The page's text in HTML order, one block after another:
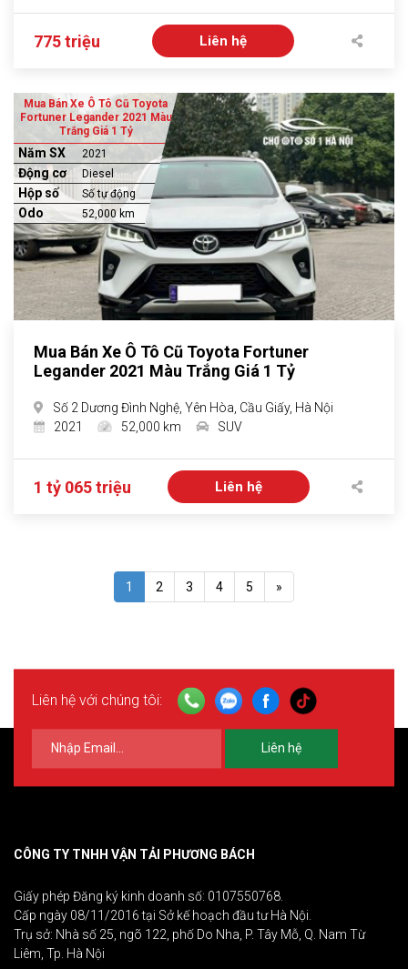
775 triệu Liên hệ
Mua Bán Xe Ô Tô Cũ Toyota
Fortuner Legander 2021 Màu
Trắng Giá 1 Tỷ
Năm SX 2021
Động cơ Diesel
Hộp số Số tự động
Odo 52,000 km
Mua Bán Xe Ô Tô Cũ Toyota Fortuner
Legander 2021 Màu Trắng Giá 1 Tỷ
Số 2 Dương Đình Nghệ, Yên Hòa, Cầu Giấy, Hà Nội
2021
52,000 km SUV
1 tỷ 065 triệu Liên hệ
1 2 3 4 5 »
Liên hệ với chúng tôi:
Liên hệ
CÔNG TY TNHH VẬN TẢI PHƯƠNG BÁCH
Giấy phép Đăng ký kinh doanh số: 0107550768.
Cấp ngày 08/11/2016 tại Sở kế hoạch đầu tư Hà Nội.
Trụ sở: Nhà số 25, ngõ 122, phố Do Nha, P. Tây Mỗ, Q. Nam Từ
Liêm, Tp. Hà Nội